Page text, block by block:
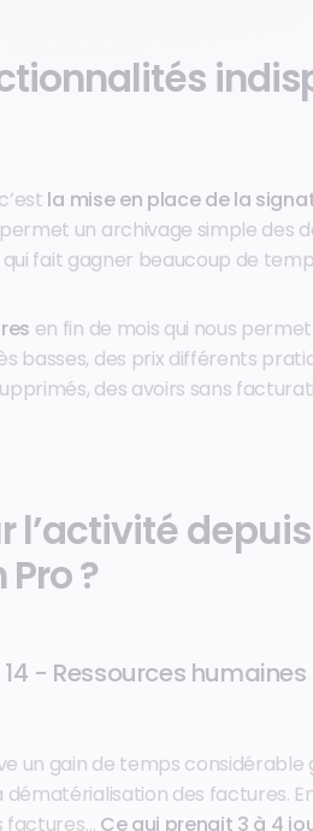
la mise en place de la
un archivage simple des
qui fait gagner beaucoup de
en fin de mois qui nous
basses, des prix différents
des avoirs sans
l’activité depuis
?
- Ressources
un gain de temps
des factures.
factures… Ce qui prenait 3 à 4